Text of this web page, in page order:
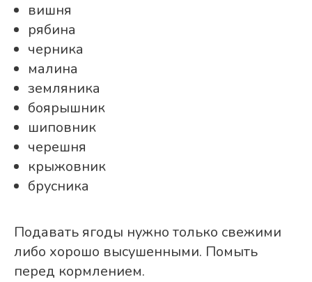
вишня
рябина
черника
малина
земляника
боярышник
шиповник
черешня
крыжовник
брусника
Подавать ягоды нужно только свежими
либо хорошо высушенными. Помыть
перед кормлением.